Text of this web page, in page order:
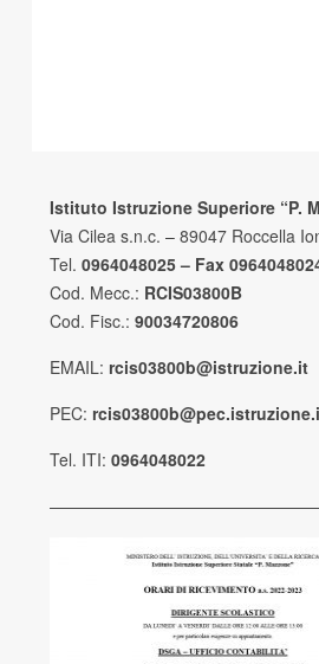
Istituto Istruzione Superiore “P.
Via Cilea s.n.c. – 89047 Roccella
Tel. 0964048025 – Fax
Cod. Mecc.: RCIS03800B
Cod. Fisc.: 90034720806
EMAIL: rcis03800b@istruzione.it
PEC:
Tel. ITI: 0964048022